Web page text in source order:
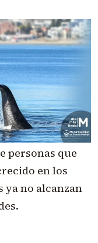
personas que
en los
no alcanzan